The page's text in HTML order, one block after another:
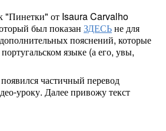
"Пинетки" от Isaura Carvalho
был показан ЗДЕСЬне для
пояснений, которые
языке (а его, увы,
появился частичный перевод
уроку. Далее привожу текст